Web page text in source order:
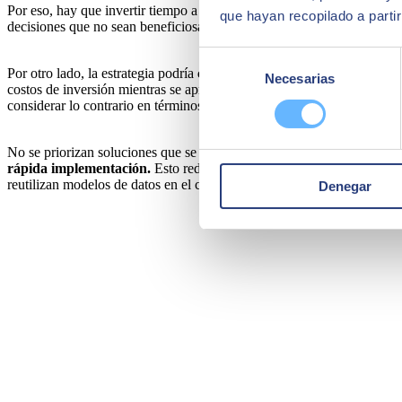
que hayan recopilado a
de
consentimiento
Necesarias
Denegar
Por eso, hay que invertir tiempo a elegir bien. Aunque parezca
decisiones que no sean beneficiosas para la empresa. Para romper la
Por otro lado, la estrategia podría centrarse únicamente en el corto
costos de inversión mientras se aprende en el proceso. Se asume
considerar lo contrario en términos tecnológicos.
No se priorizan soluciones que se integren con los sistemas
rápida implementación. Esto reducirá significativamente el
reutilizan modelos de datos en el catálogo y plantillas de diseño web.